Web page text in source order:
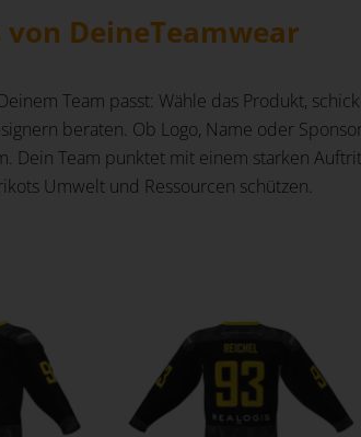
DeineTeamwear
Team passt: Wähle das Produkt,
beraten. Ob Logo, Name oder
Dein Team punktet mit einem starken
Umwelt und Ressourcen schützen.